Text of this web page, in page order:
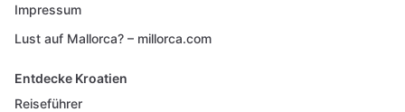
Impressum
Lust auf Mallorca? – millorca.com
Entdecke Kroatien
Reiseführer